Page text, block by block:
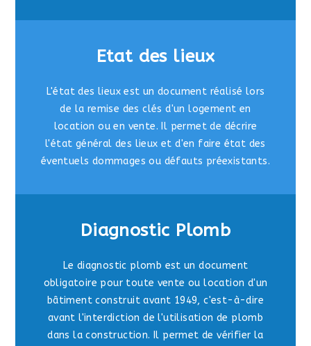
Etat des lieux
L'état des lieux est un document réalisé lors
de la remise des clés d'un logement en
location ou en vente. Il permet de décrire
l'état général des lieux et d'en faire état des
éventuels dommages ou défauts préexistants.
Diagnostic Plomb
Le diagnostic plomb est un document
obligatoire pour toute vente ou location d'un
bâtiment construit avant 1949, c'est-à-dire
avant l'interdiction de l'utilisation de plomb
dans la construction. Il permet de vérifier la